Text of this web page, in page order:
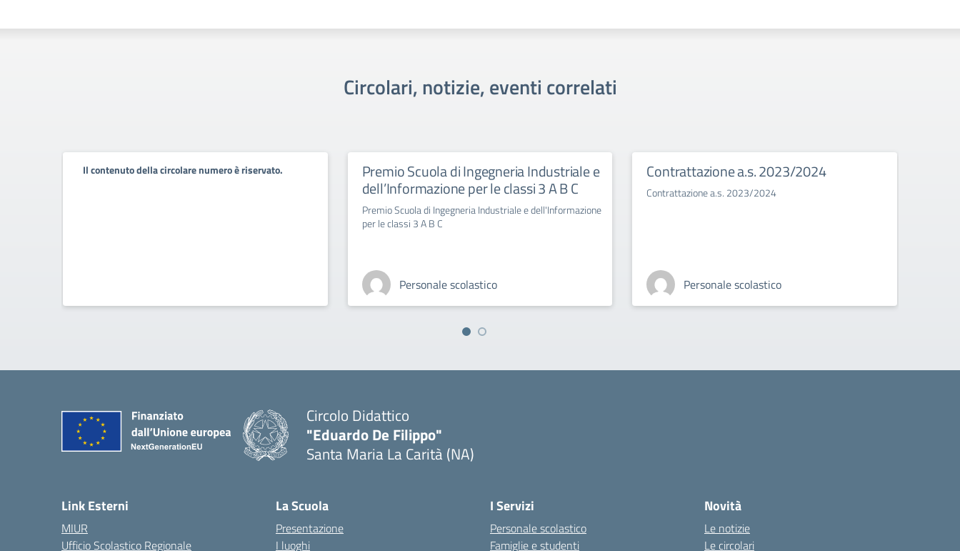
Circolari, notizie, eventi correlati
Il contenuto della circolare numero è riservato. Premio Scuola di Ingegneria Industriale e
dell’Informazione per le classi 3 A B C
Premio Scuola di Ingegneria Industriale e dell'Informazione
per le classi 3 A B C
Personale scolastico
Contrattazione a.s. 2023/2024
Contrattazione a.s. 2023/2024
Personale scolastico
Circolo Didattico
"Eduardo De Filippo"
Santa Maria La Carità (NA)
Link Esterni
MIUR
Ufficio Scolastico Regionale
La Scuola
Presentazione
I luoghi
I Servizi
Personale scolastico
Famiglie e studenti
Novità
Le notizie
Le circolari